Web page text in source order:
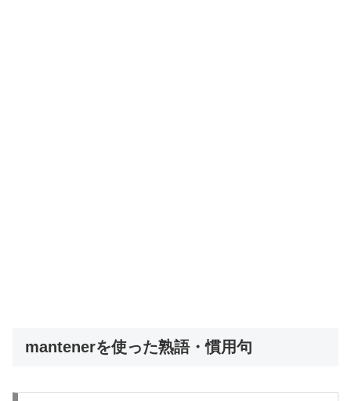
mantenerを使った熟語・慣用句